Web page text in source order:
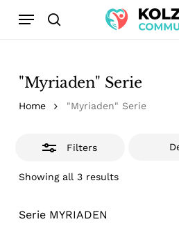
search
Menu
"Myriaden" Serie
Home "Myriaden" Serie
Filters
Showing all 3 results
Serie MYRIADEN